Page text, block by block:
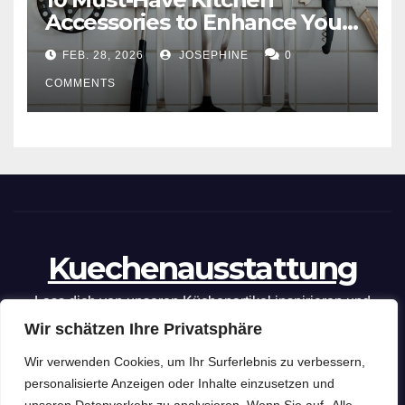
Wir schätzen Ihre Privatsphäre
Wir verwenden Cookies, um Ihr Surferlebnis zu verbessern,
personalisierte Anzeigen oder Inhalte einzusetzen und
Accessories to Enhance Your
Cooking Efficiency
FEB. 28, 2026 JOSEPHINE 0
COMMENTS
Kuechenausstattung
Lass dich von unseren Küchenartikel inspirieren und
optimiere deine kulinarischen Fähigkeiten mit unseren
praktischen Tipps und Tricks.